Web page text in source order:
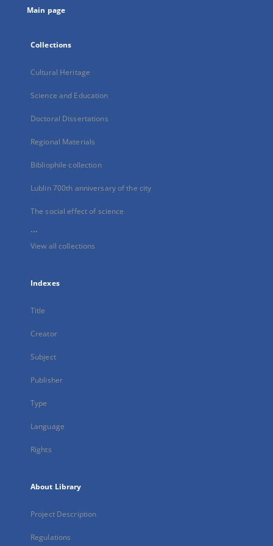
Main page
Collections
Cultural Heritage
Science and Education
Doctoral Dissertations
Regional Materials
Bibliophile collection
Lublin 700th anniversary of the city
The social effect of science
...
View all collections
Indexes
Title
Creator
Subject
Publisher
Type
Language
Rights
About Library
Project Description
Regulations